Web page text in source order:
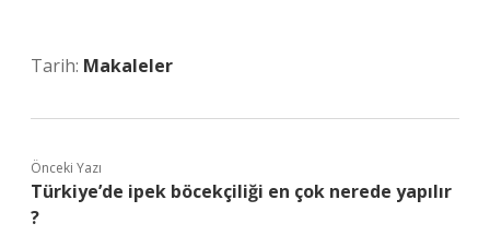
Tarih: Makaleler
Önceki Yazı
Türkiye’de ipek böcekçiliği en çok nerede yapılır
?